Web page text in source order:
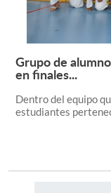
Grupo de
en finales...
Dentro del equipo
estudiantes